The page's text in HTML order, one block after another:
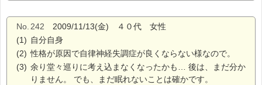
No. 242 2009/11/13(金) ４０代 女性
(1) 自分自身
(2) 性格が原因で自律神経失調症が良くならない様なので。
(3) 余り堂々巡りに考え込まなくなったかも… 後は、まだ分か
りません。 でも、まだ眠れないことは確かです。